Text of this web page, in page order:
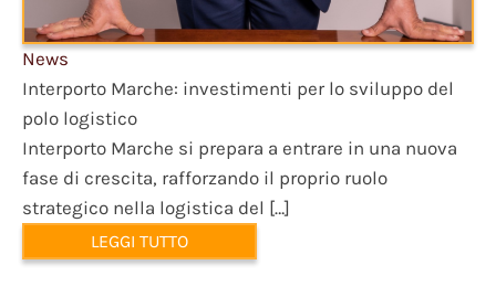
News
Interporto Marche: investimenti per lo sviluppo del
polo logistico
Interporto Marche si prepara a entrare in una nuova
fase di crescita, rafforzando il proprio ruolo
strategico nella logistica del […]
LEGGI TUTTO